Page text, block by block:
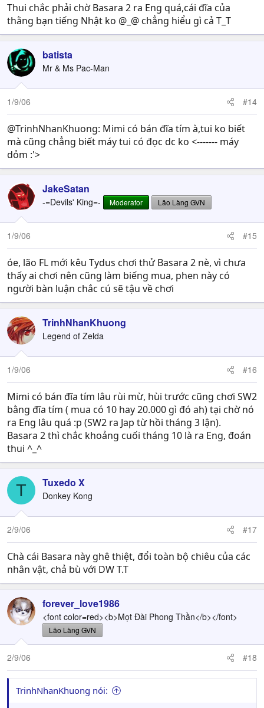
Thui chắc phải chờ Basara 2 ra Eng quá,cái đĩa của
thằng bạn tiếng Nhật ko @_@ chẳng hiểu gì cả T_T
batista
Mr & Ms Pac-Man
1/9/06 #14
@TrinhNhanKhuong: Mimi có bán đĩa tím à,tui ko biết
mà cũng chẳng biết máy tui có đọc dc ko <------- máy
dỏm :'>
JakeSatan
-=Devils' King=- Moderator Lão Làng GVN
1/9/06 #15
óe, lão FL mới kêu Tydus chơi thử Basara 2 nè, vì chưa
thấy ai chơi nên cũng làm biếng mua, phen này có
người bàn luận chắc cú sẽ tậu về chơi
TrinhNhanKhuong
Legend of Zelda
1/9/06 #16
Mimi có bán đĩa tím lâu rùi mừ, hùi trước cũng chơi SW2
bằng đĩa tím ( mua có 10 hay 20.000 gì đó ah) tại chờ nó
ra Eng lâu quá :p (SW2 ra Jap từ hồi tháng 3 lận).
Basara 2 thì chắc khoảng cuối tháng 10 là ra Eng, đoán
thui ^_^
T Tuxedo X
Donkey Kong
2/9/06 #17
Chà cái Basara này ghê thiệt, đổi toàn bộ chiêu của các
nhân vật, chả bù với DW T.T
forever_love1986
<font color=red><b>Mọt Đài Phong Thần</b></font>
Lão Làng GVN
2/9/06 #18
TrinhNhanKhuong nói: